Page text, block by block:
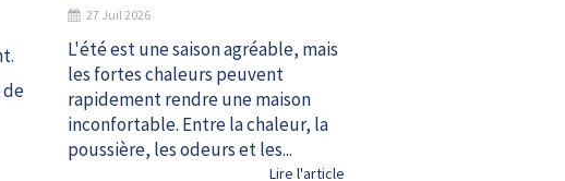
de
27 Juil 2026
L'été est une saison agréable, mais
les fortes chaleurs peuvent
rapidement rendre une maison
inconfortable. Entre la chaleur, la
poussière, les odeurs et les...
Lire l'article